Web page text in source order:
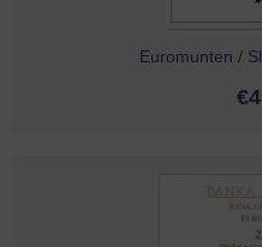
Euromunten /
€